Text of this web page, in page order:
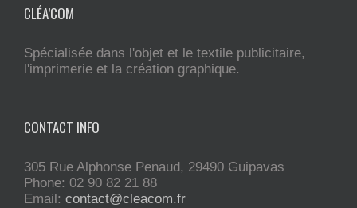
CLÉA’COM
Spécialisée dans l'objet et le textile publicitaire,
l'imprimerie et la création graphique.
CONTACT INFO
305 Rue Alphonse Penaud, 29490 Guipavas
Phone: 02 90 82 21 88
Email: contact@cleacom.fr